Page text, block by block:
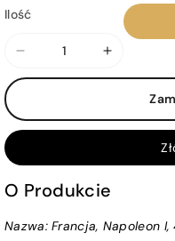
Ilość
Zmniejsz
ilość
Francja,
I,
40
AN
Zwiększ
ilość
Francja,
I,
40
AN
O Produkcie
Nazwa: Francja, Napoleon